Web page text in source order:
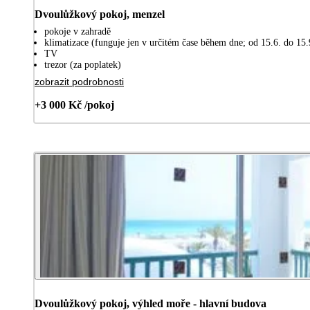
Dvoulůžkový pokoj, menzel
pokoje v zahradě
klimatizace (funguje jen v určitém čase během dne; od 15.6. do
TV
trezor (za poplatek)
zobrazit podrobnosti
+3 000 Kč /pokoj
Dvoulůžkový pokoj, výhled moře - hlavní budova